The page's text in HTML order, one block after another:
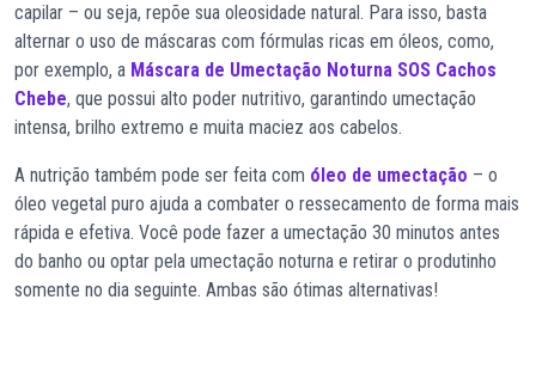
capilar – ou seja, repõe sua oleosidade natural. Para isso, basta
alternar o uso de máscaras com fórmulas ricas em óleos, como,
por exemplo, a Máscara de Umectação Noturna SOS Cachos
Chebe, que possui alto poder nutritivo, garantindo umectação
intensa, brilho extremo e muita maciez aos cabelos.
A nutrição também pode ser feita com óleo de umectação – o
óleo vegetal puro ajuda a combater o ressecamento de forma mais
rápida e efetiva. Você pode fazer a umectação 30 minutos antes
do banho ou optar pela umectação noturna e retirar o produtinho
somente no dia seguinte. Ambas são ótimas alternativas!